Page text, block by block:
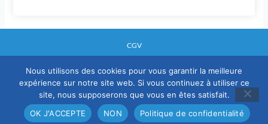
CGV
Mentions legales
Politique confidentialité
Nous utilisons des cookies pour vous garantir la meilleure
expérience sur notre site web. Si vous continuez à utiliser ce
site, nous supposerons que vous en êtes satisfait.
OK J'ACCEPTE
NON Politique de confidentialité